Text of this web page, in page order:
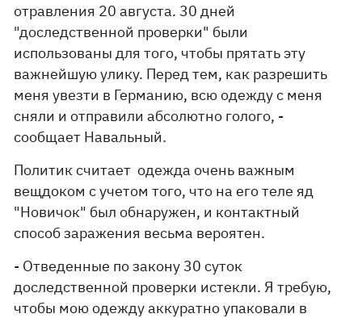
отравления 20 августа. 30 дней
"доследственной проверки" были
использованы для того, чтобы прятать эту
важнейшую улику. Перед тем, как разрешить
меня увезти в Германию, всю одежду с меня
сняли и отправили абсолютно голого, -
сообщает Навальный.
Политик считает одежда очень важным
вещдоком с учетом того, что на его теле яд
"Новичок" был обнаружен, и контактный
способ заражения весьма вероятен.
- Отведенные по закону 30 суток
доследственной проверки истекли. Я требую,
чтобы мою одежду аккуратно упаковали в